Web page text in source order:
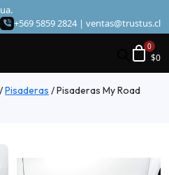
+569 5859 2824 | ventas@trustus.cl
$0
/Pisaderas /Pisaderas My Road